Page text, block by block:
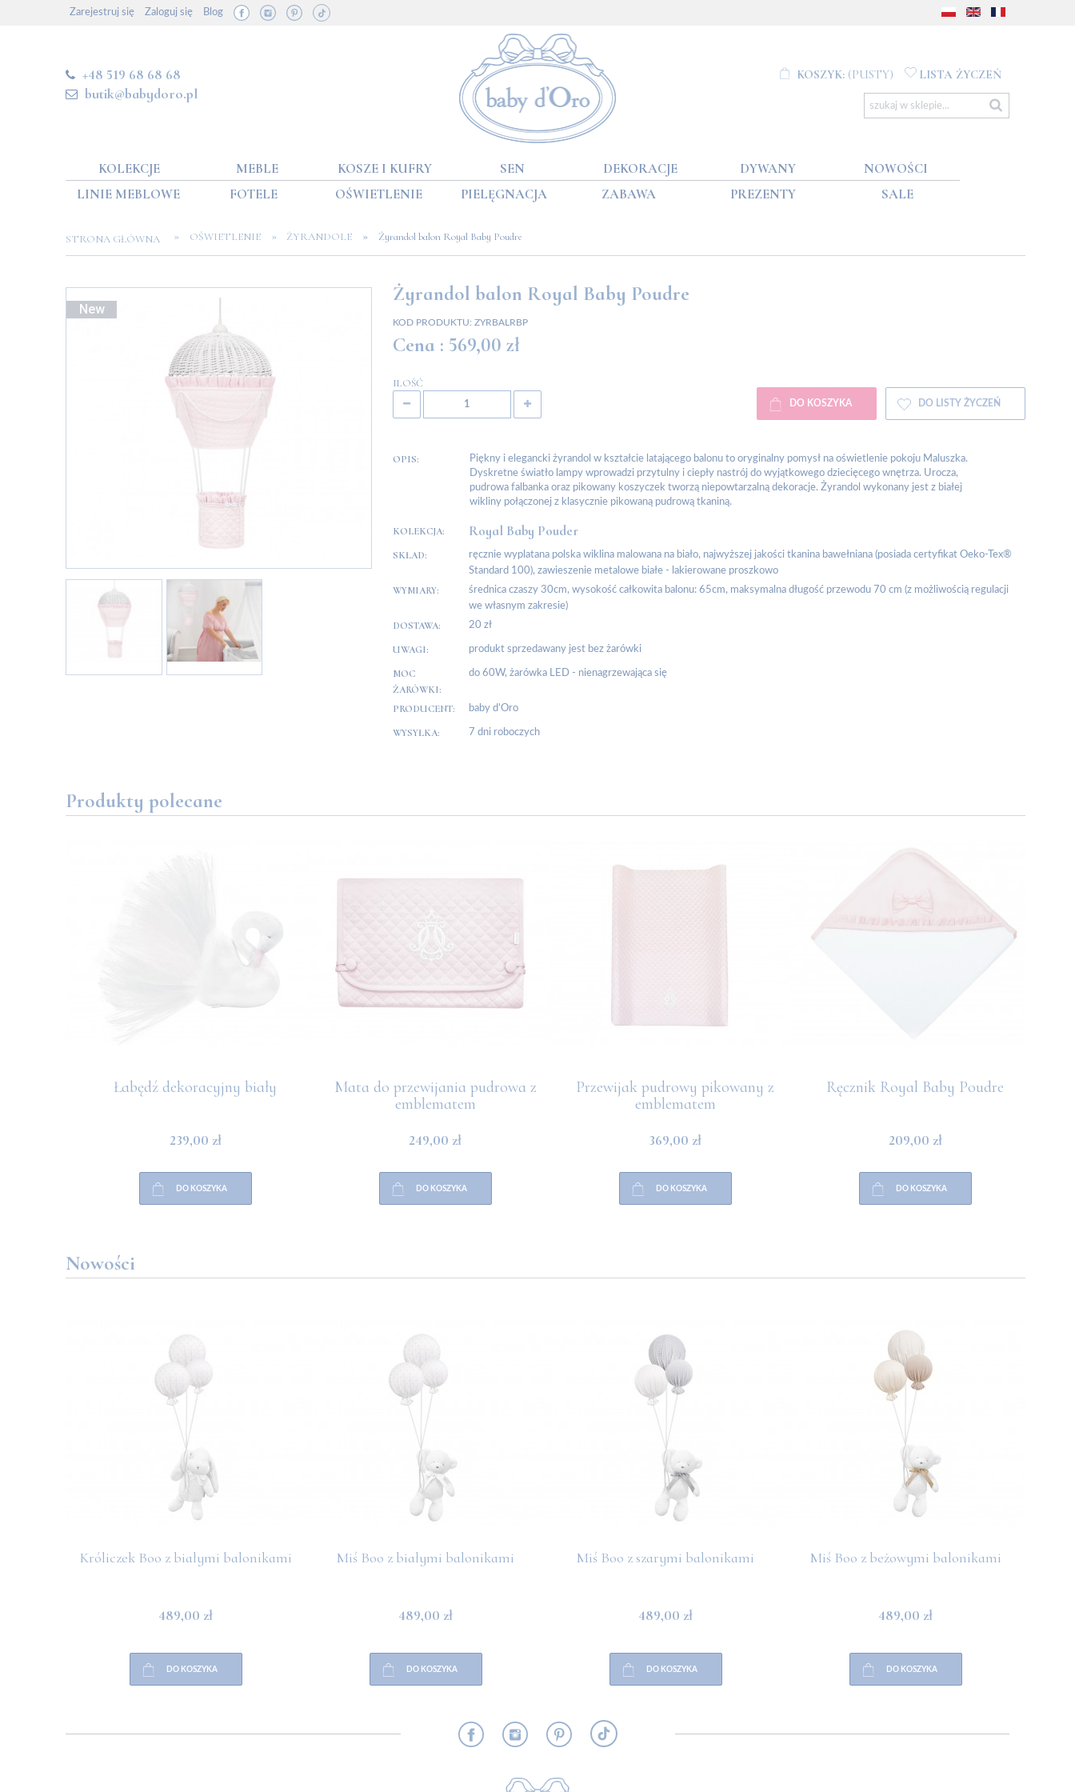
Zarejestruj się Zaloguj się Blog
+48 519 68 68 68
butik@babydoro.pl
KOSZYK: (PUSTY) LISTA ŻYCZEŃ
KOLEKCJE MEBLE KOSZE I KUFRY SEN DEKORACJE DYWANY
NOWOŚCI
LINIE MEBLOWE
FOTELE OŚWIETLENIE PIELĘGNACJA ZABAWA PREZENTY SALE
STRONA GŁÓWNA » OŚWIETLENIE » ŻYRANDOLE » Żyrandol balon Royal Baby Poudre
New
Żyrandol balon Royal Baby Poudre
KOD PRODUKTU: ZYRBALRBP
Cena : 569,00 zł
ILOŚĆ
DO KOSZYKA DO LISTY ŻYCZEŃ
OPIS:
Piękny i elegancki żyrandol w kształcie latającego balonu to oryginalny pomysł na oświetlenie pokoju Maluszka.
Dyskretne światło lampy wprowadzi przytulny i ciepły nastrój do wyjątkowego dziecięcego wnętrza. Urocza,
pudrowa falbanka oraz pikowany koszyczek tworzą niepowtarzalną dekoracje. Żyrandol wykonany jest z białej
wikliny połączonej z klasycznie pikowaną pudrową tkaniną.
KOLEKCJA: Royal Baby Pouder
SKŁAD:
ręcznie wyplatana polska wiklina malowana na biało, najwyższej jakości tkanina bawełniana (posiada certyfikat Oeko-Tex®
Standard 100), zawieszenie metalowe białe - lakierowane proszkowo
WYMIARY:
średnica czaszy 30cm, wysokość całkowita balonu: 65cm, maksymalna długość przewodu 70 cm (z możliwością regulacji
we własnym zakresie)
DOSTAWA: 20 zł
UWAGI: produkt sprzedawany jest bez żarówki
MOC
ŻARÓWKI:
do 60W, żarówka LED - nienagrzewająca się
PRODUCENT: baby d’Oro
WYSYŁKA: 7 dni roboczych
Produkty polecane
Łabędź dekoracyjny biały
239,00 zł
DO KOSZYKA
Mata do przewijania pudrowa z
emblematem
249,00 zł
DO KOSZYKA
Przewijak pudrowy pikowany z
emblematem
369,00 zł
DO KOSZYKA
Ręcznik Royal Baby Poudre
209,00 zł
DO KOSZYKA
Nowości
Króliczek Boo z białymi balonikami
489,00 zł
DO KOSZYKA
Miś Boo z białymi balonikami
489,00 zł
DO KOSZYKA
Miś Boo z szarymi balonikami
489,00 zł
DO KOSZYKA
Miś Boo z beżowymi balonikami
489,00 zł
DO KOSZYKA